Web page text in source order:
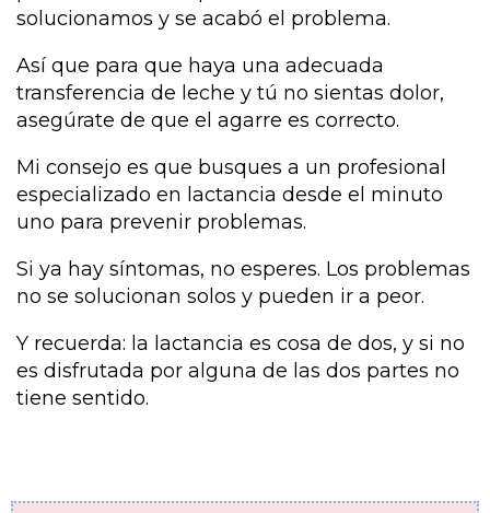
solucionamos y se acabó el problema.
Así que para que haya una adecuada
transferencia de leche y tú no sientas dolor,
asegúrate de que el agarre es correcto.
Mi consejo es que busques a un profesional
especializado en lactancia desde el minuto
uno para prevenir problemas.
Si ya hay síntomas, no esperes. Los problemas
no se solucionan solos y pueden ir a peor.
Y recuerda: la lactancia es cosa de dos, y si no
es disfrutada por alguna de las dos partes no
tiene sentido.